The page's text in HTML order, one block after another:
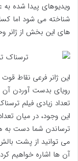
ویدیوهای پیدا شده به
شناخته می شود اما
های این بخش از ژانر
این ژانر فرعی نقاط
رویای بدست آوردن
تعداد زیادی فیلم
این وجود، در میان
ترساندن شما دست به
آن ها اشاره خواهیم